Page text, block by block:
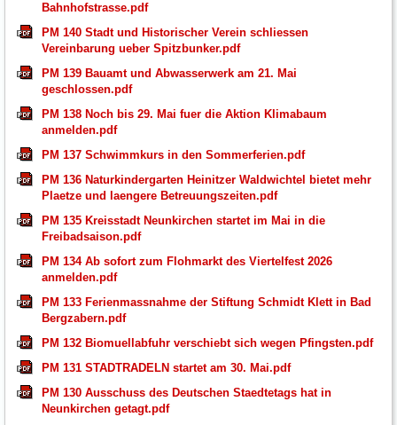
Bahnhofstrasse.pdf
PM 140 Stadt und Historischer Verein schliessen
Vereinbarung ueber Spitzbunker.pdf
PM 139 Bauamt und Abwasserwerk am 21. Mai
geschlossen.pdf
PM 138 Noch bis 29. Mai fuer die Aktion Klimabaum
anmelden.pdf
PM 137 Schwimmkurs in den Sommerferien.pdf
PM 136 Naturkindergarten Heinitzer Waldwichtel bietet mehr
Plaetze und laengere Betreuungszeiten.pdf
PM 135 Kreisstadt Neunkirchen startet im Mai in die
Freibadsaison.pdf
PM 134 Ab sofort zum Flohmarkt des Viertelfest 2026
anmelden.pdf
PM 133 Ferienmassnahme der Stiftung Schmidt Klett in Bad
Bergzabern.pdf
PM 132 Biomuellabfuhr verschiebt sich wegen Pfingsten.pdf
PM 131 STADTRADELN startet am 30. Mai.pdf
PM 130 Ausschuss des Deutschen Staedtetags hat in
Neunkirchen getagt.pdf